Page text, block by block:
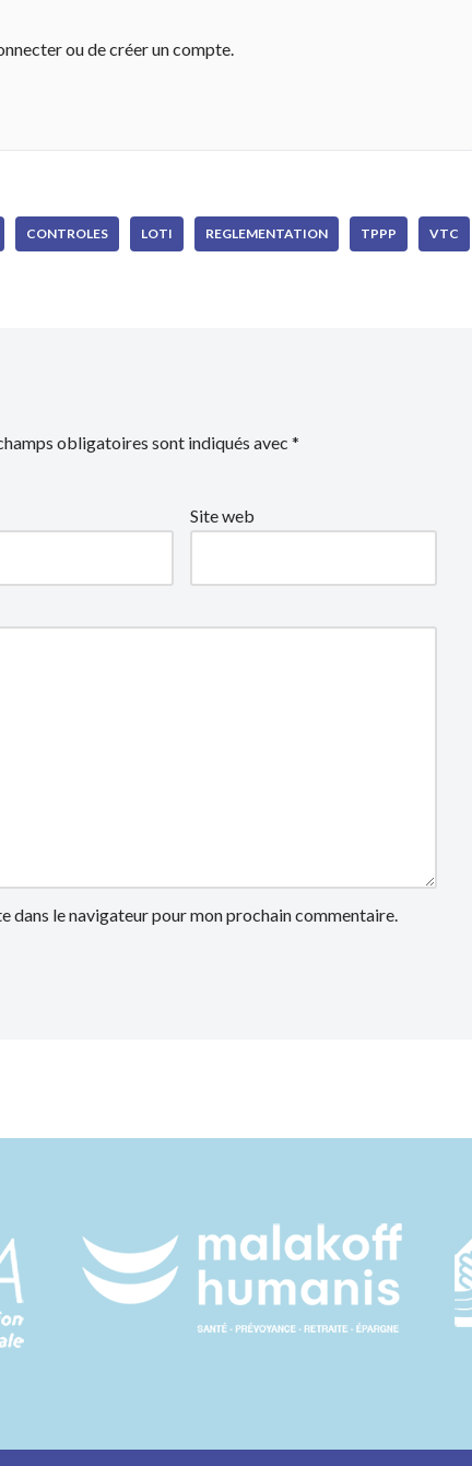
ou de créer un compte.
CONTROLES LOTI REGLEMENTATION TPPP VTC
obligatoires sont indiqués avec *
Site web
dans le navigateur pour mon prochain commentaire.